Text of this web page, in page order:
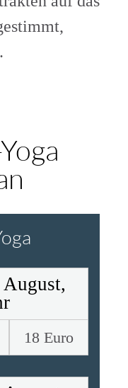
18 Euro